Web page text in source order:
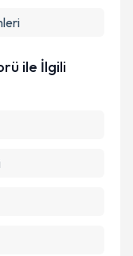
ile İlgili